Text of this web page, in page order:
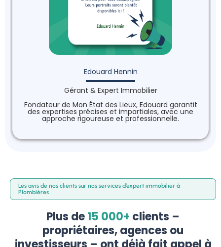
Edouard Hennin
Gérant & Expert Immobilier
Fondateur de Mon État des Lieux, Edouard garantit
des expertises précises et impartiales, avec une
approche rigoureuse et professionnelle.
Les avis de nos clients sur nos services d’expert immobilier à
Plombières
Plus de15 000+ clients –
propriétaires, agences ou